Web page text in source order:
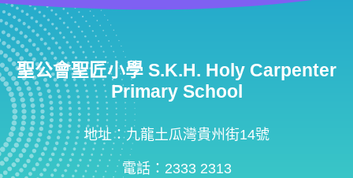
聖公會聖匠小學 S.K.H. Holy Carpenter
Primary School
地址：九龍土瓜灣貴州街14號
電話：2333 2313